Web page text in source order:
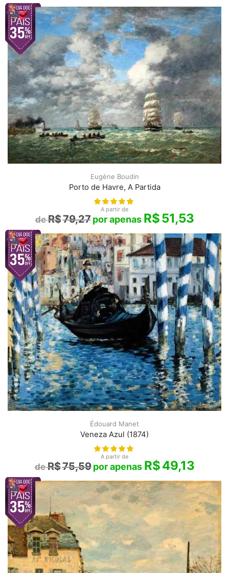
Eugène Boudin
Porto de Havre, A Partida
A partir de
R$79,27 R$51,53
Édouard Manet
Veneza Azul (1874)
A partir de
R$75,59 R$49,13